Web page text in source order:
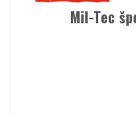
Mil-Tec